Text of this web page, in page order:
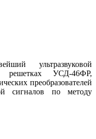
ультразвуковой
решетках УСД-46ФР,
преобразователей
сигналов по методу